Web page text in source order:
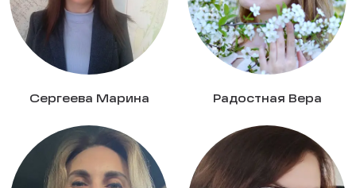
Сергеева Марина Радостная Вера